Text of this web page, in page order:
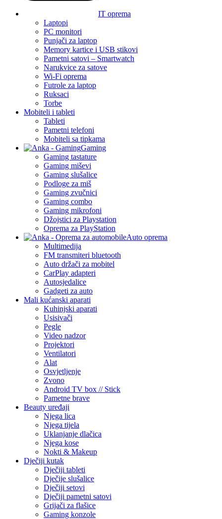
IT oprema
Laptopi
PC monitori
Punjači za laptop
Memory kartice i USB stikovi
Pametni satovi – Smartwatch
Narukvice za satove
Wi-Fi oprema
Futrole za laptop
Ruksaci
Torbe
Mobiteli i tableti
Tableti
Pametni telefoni
Mobiteli sa tipkama
Gaming
Gaming tastature
Gaming miševi
Gaming slušalice
Podloge za miš
Gaming zvučnici
Gaming combo
Gaming mikrofoni
Džojstici za Playstation
Oprema za PlayStation
Auto oprema
Multimedija
FM transmiteri bluetooth
Auto držači za mobitel
CarPlay adapteri
Autosjedalice
Gadgeti za auto
Mali kućanski aparati
Kuhinjski aparati
Usisivači
Pegle
Video nadzor
Projektori
Ventilatori
Alat
Osvjetljenje
Zvono
Android TV box // Stick
Pametne brave
Beauty uređaji
Njega lica
Njega tijela
Uklanjanje dlačica
Njega kose
Nokti & Makeup
Dječiji kutak
Dječiji tableti
Dječije slušalice
Dječiji setovi
Dječiji pametni satovi
Grijači za flašice
Gaming konzole